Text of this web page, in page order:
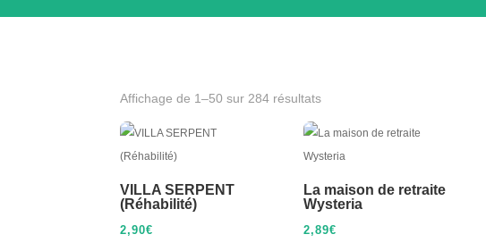
Affichage de 1–50 sur 284 résultats
VILLA SERPENT
(Réhabilité)
2,90€
La maison de retraite
Wysteria
2,89€